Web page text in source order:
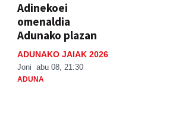
Adinekoei
omenaldia
Adunako plazan
ADUNAKO JAIAK 2026
Joni abu 08, 21:30
ADUNA